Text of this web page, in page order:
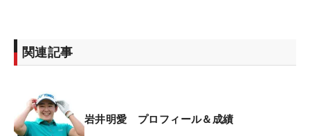
岩井明愛のアイアン連続写真 （撮影：佐々木啓）
関連記事
岩井明愛 プロフィール＆成績